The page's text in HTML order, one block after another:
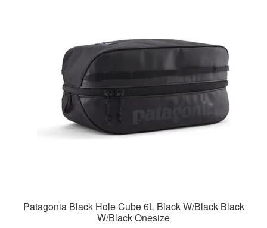
Patagonia Black Hole Cube 6L Black W/Black Black
W/Black Onesize